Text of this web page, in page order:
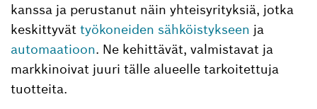
kanssa ja perustanut näin yhteisyrityksiä, jotka
keskittyvät työkoneiden sähköistykseen ja
automaatioon. Ne kehittävät, valmistavat ja
markkinoivat juuri tälle alueelle tarkoitettuja
tuotteita.